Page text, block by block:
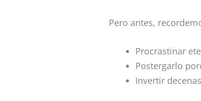
Pero antes,
Procrastinar
Postergarlo
Invertir